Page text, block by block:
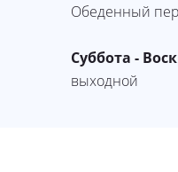
Обеденный
Суббота -
выходной